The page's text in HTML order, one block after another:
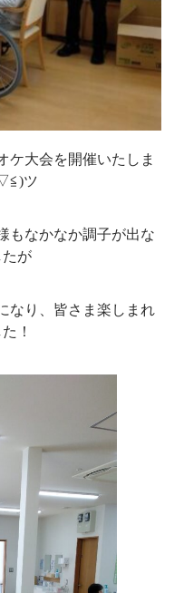
ケ大会を開催いたしま
ツ
もなかなか調子が出な
たが
なり、皆さま楽しまれ
！